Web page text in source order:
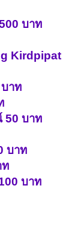
บาท
Kirdpipat
าท
50 บาท
บาท
ท
บาท